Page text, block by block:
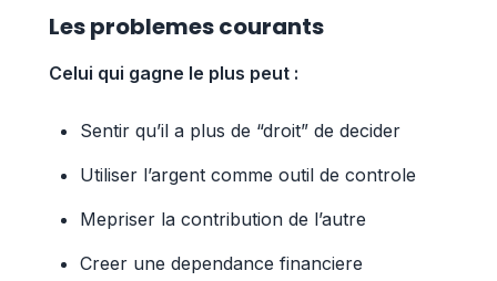
Les problemes courants
Celui qui gagne le plus peut :
Sentir qu’il a plus de “droit” de decider
Utiliser l’argent comme outil de controle
Mepriser la contribution de l’autre
Creer une dependance financiere